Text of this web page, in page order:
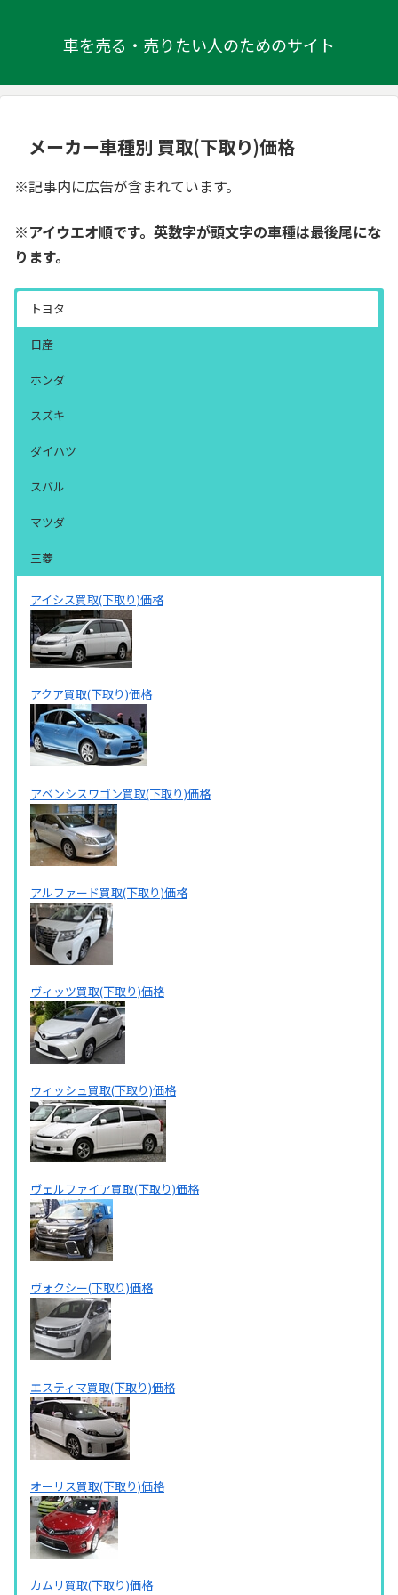
車を売る・売りたい人のためのサイト
メーカー車種別 買取(下取り)価格
※記事内に広告が含まれています。
※アイウエオ順です。英数字が頭文字の車種は最後尾にな
ります。
トヨタ
日産
ホンダ
スズキ
ダイハツ
スバル
マツダ
三菱
アイシス買取(下取り)価格
アクア買取(下取り)価格
アベンシスワゴン買取(下取り)価格
アルファード買取(下取り)価格
ヴィッツ買取(下取り)価格
ウィッシュ買取(下取り)価格
ヴェルファイア買取(下取り)価格
ヴォクシー(下取り)価格
エスティマ買取(下取り)価格
オーリス買取(下取り)価格
カムリ買取(下取り)価格